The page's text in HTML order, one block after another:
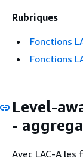
Rubriques
Fonctions
Fonctions
Level-
-
Avec LAC-A